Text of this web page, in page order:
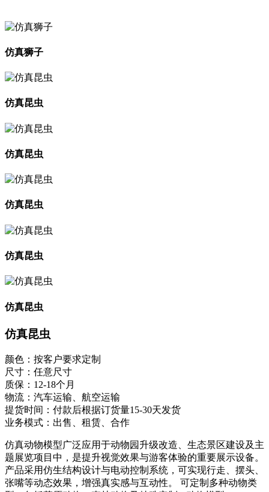
仿真狮子
仿真昆虫
仿真昆虫
仿真昆虫
仿真昆虫
仿真昆虫
仿真昆虫
颜色：按客户要求定制
尺寸：任意尺寸
质保：12-18个月
物流：汽车运输、航空运输
提货时间：付款后根据订货量15-30天发货
业务模式：出售、租赁、合作
仿真动物模型广泛应用于动物园升级改造、生态景区建设及主
题展览项目中，是提升视觉效果与游客体验的重要展示设备。
产品采用仿生结构设计与电动控制系统，可实现行走、摆头、
张嘴等动态效果，增强真实感与互动性。 可定制多种动物类